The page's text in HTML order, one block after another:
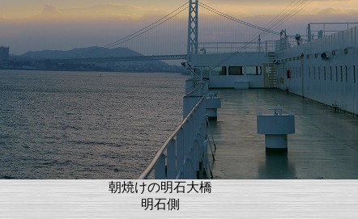
朝焼けの明石大橋
明石側